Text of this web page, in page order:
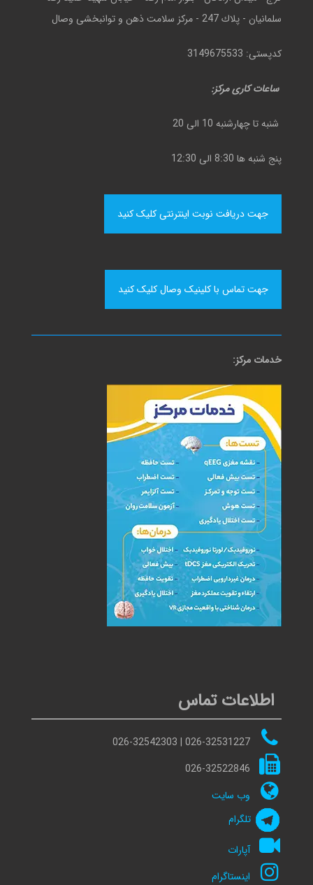
سلمانيان - پلاك 247 - مركز سلامت ذهن و توانبخشی وصال
کدپستی: 3149675533
ساعات کاری مرکز:
شنبه تا چهارشنبه 10 الی 20
پنج شنبه ها 8:30 الی 12:30
جهت دریافت نوبت اینترنتی کلیک کنید
جهت تماس با کلینیک وصال کلیک کنید
خدمات مرکز:
اطلاعات تماس
026-32531227 | 026-32542303
026-32522846
وب سایت
تلگرام
آپارات
اینستاگرام